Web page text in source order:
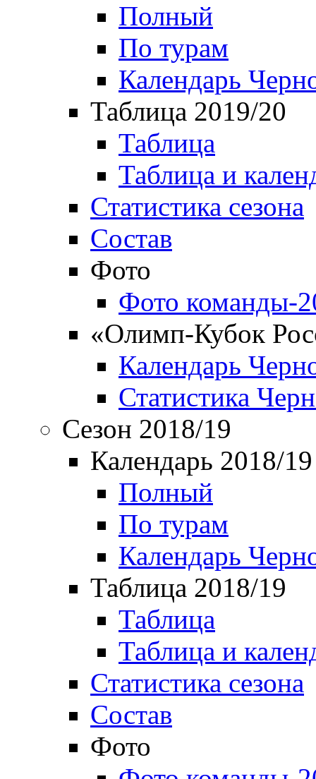
Полный
По турам
Календарь
Таблица 2019/20
Таблица
Таблица и
Статистика сезона
Состав
Фото
Фото команды-
«Олимп-Кубок
Календарь
Статистика
Сезон 2018/19
Календарь 2018/19
Полный
По турам
Календарь
Таблица 2018/19
Таблица
Таблица и
Статистика сезона
Состав
Фото